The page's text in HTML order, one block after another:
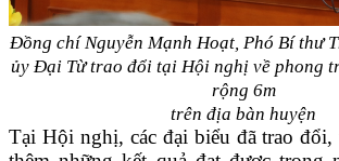
Đồng chí Nguyễn Mạnh Hoạt, Phó Bí thư
ủy Đại Từ trao đổi tại Hội nghị về phong
rộng 6m
trên địa bàn huyện
Tại Hội nghị, các đại biểu đã trao đổi,